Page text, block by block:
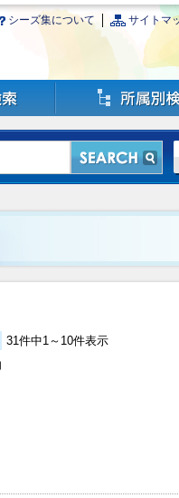
シーズ集について サイトマ
31件中1～10件表示